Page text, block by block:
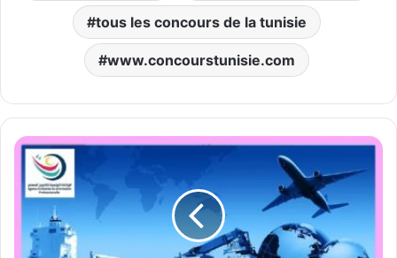
tous les concours de la tunisie
www.concourstunisie.com
تــــكوين
عمومي
مجـــانــــي
في
المعاملات
الديوانية